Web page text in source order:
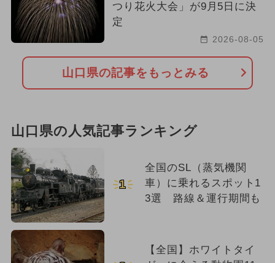
つり花火大会」が9月5日に決
定
2026-08-05
山口県の記事をもっとみる
山口県の人気記事ランキング
1
全国のSL（蒸気機関
車）に乗れるスポット1
3選 路線＆運行期間も
【全国】ホワイトタイ